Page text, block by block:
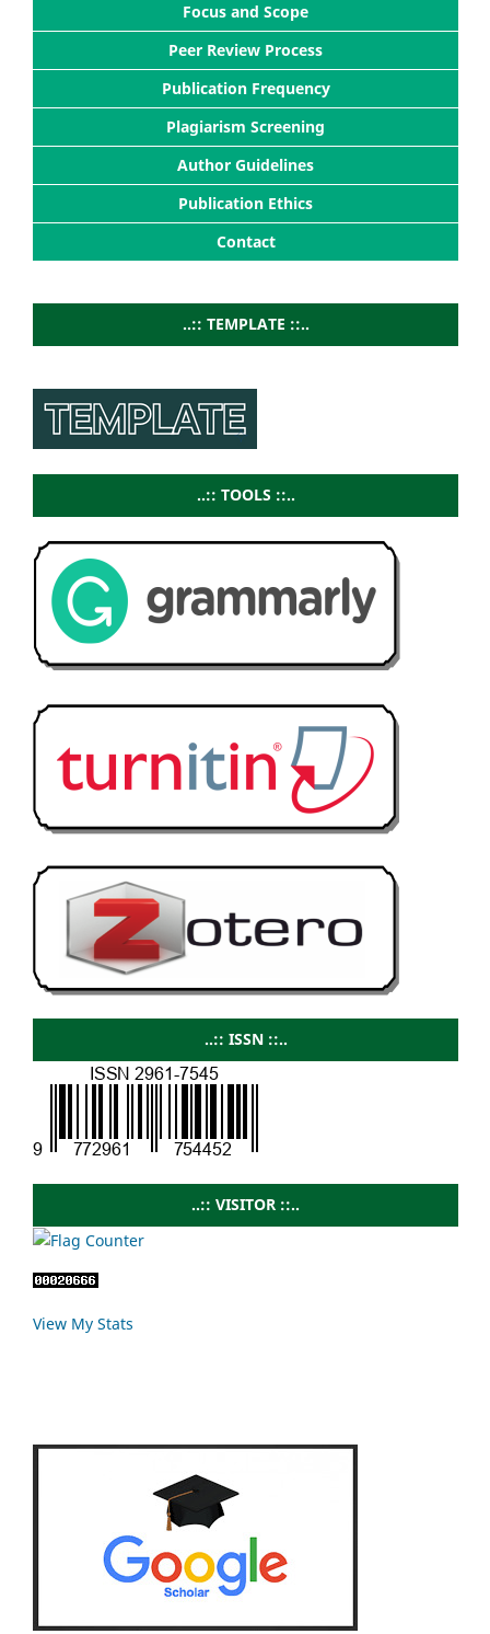
Focus and Scope
Peer Review Process
Publication Frequency
Plagiarism Screening
Author Guidelines
Publication Ethics
Contact
..:: TEMPLATE ::..
..:: TOOLS ::..
..:: ISSN ::..
..:: VISITOR ::..
View My Stats